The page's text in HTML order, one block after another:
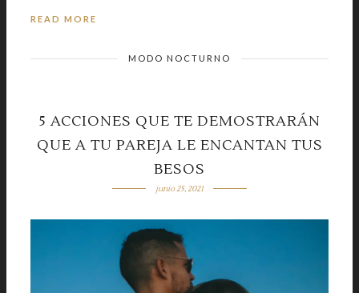
READ MORE
MODO NOCTURNO
5 ACCIONES QUE TE DEMOSTRARÁN
QUE A TU PAREJA LE ENCANTAN TUS
BESOS
junio 25, 2021